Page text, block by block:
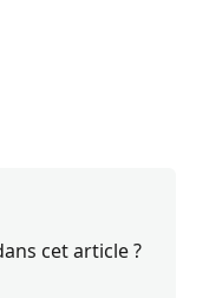
cet article ?